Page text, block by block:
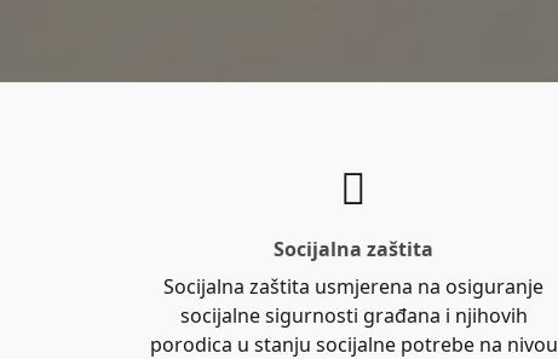
Socijalna zaštita
Socijalna zaštita usmjerena na osiguranje
socijalne sigurnosti građana i njihovih
porodica u stanju socijalne potrebe na nivou